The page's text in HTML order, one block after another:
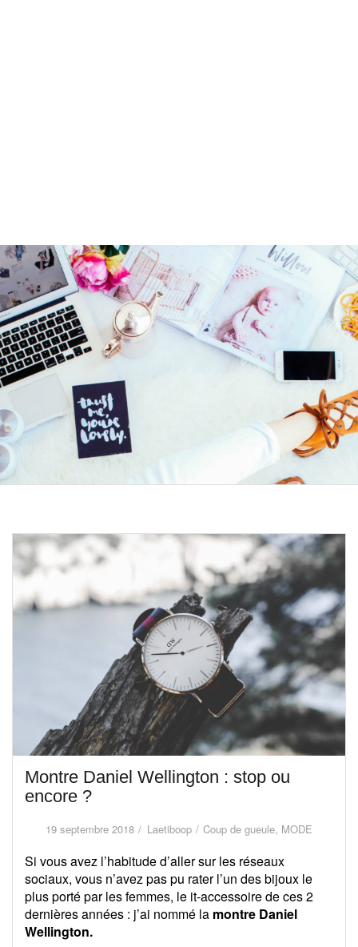
Montre Daniel Wellington : stop ou
encore ?
19 septembre 2018 Laetiboop Coup de gueule, MODE
Si vous avez l’habitude d’aller sur les réseaux
sociaux, vous n’avez pas pu rater l’un des bijoux le
plus porté par les femmes, le it-accessoire de ces 2
dernières années : j’ai nommé la montre Daniel
Wellington.